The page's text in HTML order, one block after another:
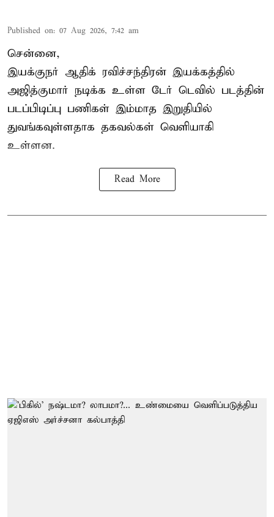
Published on: 07 Aug 2026, 7:42 am
சென்னை,
இயக்குநர் ஆதிக் ரவிச்சந்திரன் இயக்கத்தில்
அஜித்குமார் நடிக்க உள்ள டேர் டெவில் படத்தின்
படப்பிடிப்பு பணிகள் இம்மாத இறுதியில்
துவங்கவுள்ளதாக தகவல்கள் வெளியாகி
உள்ளன.
Read More